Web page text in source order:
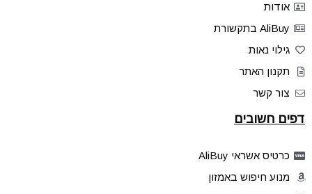
אודות
AliBuy בתקשורת
גילוי נאות
תקנון האתר
צור קשר
דפים חשובים
כרטיס אשראי AliBuy
מנוע חיפוש באמזון